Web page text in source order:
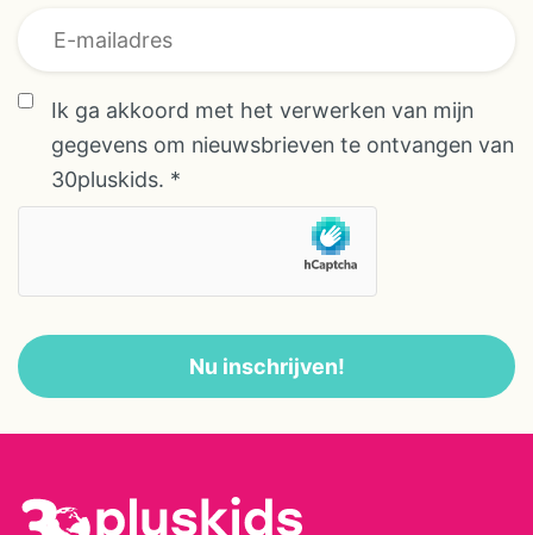
eigenaren. Alleen plekken waar
deel uit van het aanbod. Geen
eindeloze keuze, maar een
doordachte selectie waar je op
kunt vertrouwen. Een
agriturismo wordt nog weleens
gezien als ‘slapen bij de boer’,
maar dat beeld klopt allang niet
meer. Het aanbod heeft zich de
afgelopen jaren sterk ontwikkeld.
Je verblijft tegenwoordig op
locaties midden in de natuur, met
* * *Ik ga akkoord met het verwerken van mijn
gegevens om nieuwsbrieven te ontvangen van
30pluskids. *
Nu inschrijven!